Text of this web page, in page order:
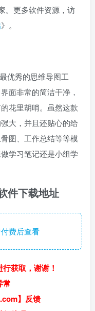
。更多软件资源，访
》。
优秀的思维导图工
面非常的简洁干净，
花里胡哨。虽然这款
大，并且还贴心的给
图、工作总结等等模
学习笔记还是小组学
件下载地址
费后查看
获取，谢谢！
常
】反馈